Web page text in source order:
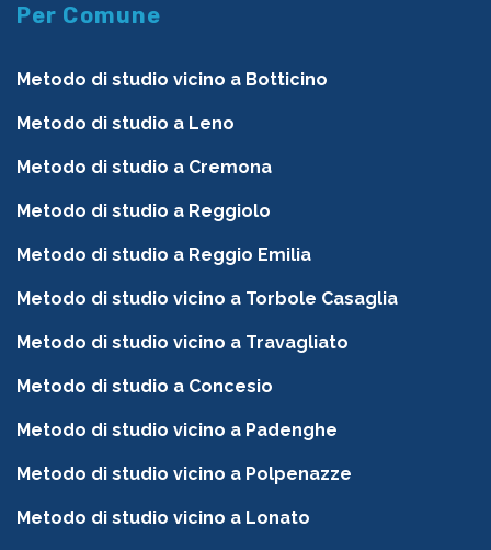
Per Comune
Metodo di studio vicino a Botticino
Metodo di studio a Leno
Metodo di studio a Cremona
Metodo di studio a Reggiolo
Metodo di studio a Reggio Emilia
Metodo di studio vicino a Torbole Casaglia
Metodo di studio vicino a Travagliato
Metodo di studio a Concesio
Metodo di studio vicino a Padenghe
Metodo di studio vicino a Polpenazze
Metodo di studio vicino a Lonato